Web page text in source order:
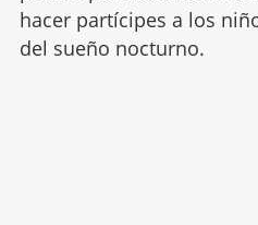
hacer partícipes a los
del sueño nocturno.